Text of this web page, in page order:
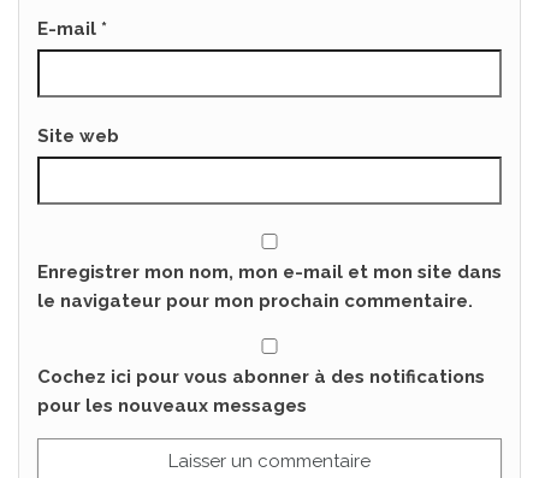
E-mail *
Site web
Enregistrer mon nom, mon e-mail et mon site dans
le navigateur pour mon prochain commentaire.
Cochez ici pour vous abonner à des notifications
pour les nouveaux messages